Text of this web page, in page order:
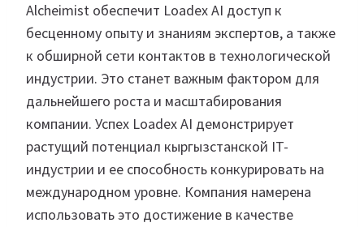
Alcheimist обеспечит Loadex AI доступ к
бесценному опыту и знаниям экспертов, а также
к обширной сети контактов в технологической
индустрии. Это станет важным фактором для
дальнейшего роста и масштабирования
компании. Успех Loadex AI демонстрирует
растущий потенциал кыргызстанской IT-
индустрии и ее способность конкурировать на
международном уровне. Компания намерена
использовать это достижение в качестве